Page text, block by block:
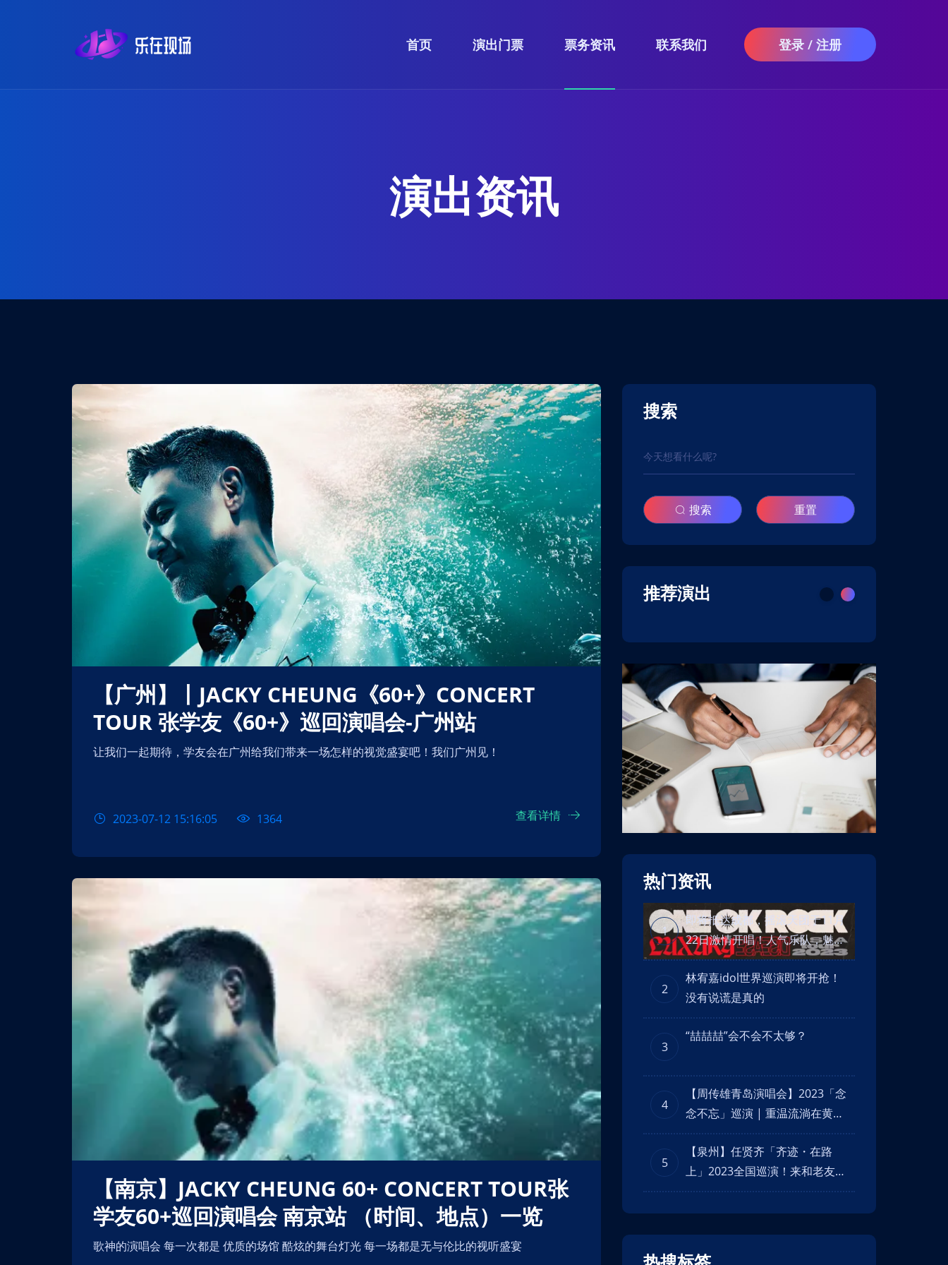
首页 演出门票 票务资讯 联系我们 登录 / 注册
演出资讯
【广州】丨JACKY CHEUNG《60+》CONCERT
TOUR 张学友《60+》巡回演唱会-广州站
让我们一起期待，学友会在广州给我们带来一场怎样的视觉盛宴吧！我们广州见！
2023-07-12 15:16:05 1364 查看详情
【南京】JACKY CHEUNG 60+ CONCERT TOUR张
学友60+巡回演唱会 南京站 （时间、地点）一览
歌神的演唱会 每一次都是 优质的场馆 酷炫的舞台灯光 每一场都是无与伦比的视听盛宴
搜索
搜索 重置
推荐演出
热门资讯
1
即将抵达成都，摇滚天团于11月
22日激情开唱！人气乐队，魅力
舞台！
2
林宥嘉idol世界巡演即将开抢！
没有说谎是真的
3
“喆喆喆”会不会不太够？
4
【周传雄青岛演唱会】2023「念
念不忘」巡演 | 重温流淌在黄昏
里念念不忘的回忆！
5
【泉州】任贤齐「齐迹・在路
上」2023全国巡演！来和老友一
直在路上齐行！